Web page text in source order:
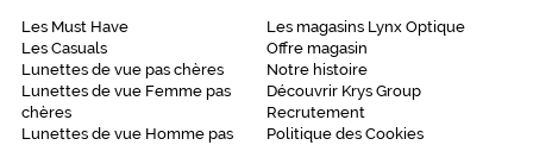
Les Must Have
Les Casuals
Lunettes de vue pas chères
Lunettes de vue Femme pas
chères
Lunettes de vue Homme pas
Les magasins Lynx Optique
Offre magasin
Notre histoire
Découvrir Krys Group
Recrutement
Politique des Cookies